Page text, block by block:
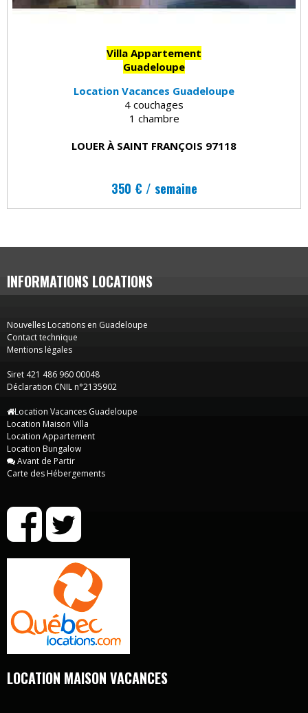
Villa Appartement
Guadeloupe
Location Vacances Guadeloupe
4 couchages
1 chambre
LOUER À SAINT FRANÇOIS 97118
350 € / semaine
INFORMATIONS LOCATIONS
Nouvelles Locations en Guadeloupe
Contact technique
Mentions légales
Siret 421 486 960 00048
Déclaration CNIL n°2135902
Location Vacances Guadeloupe
Location Maison Villa
Location Appartement
Location Bungalow
Avant de Partir
Carte des Hébergements
LOCATION MAISON VACANCES